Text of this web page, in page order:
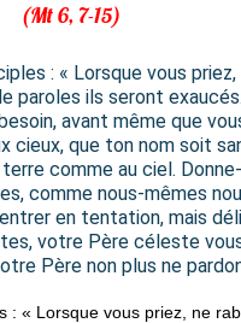
(Mt 6, 7-15)
: « Lorsque vous
paroles ils seront
avant même que
cieux, que ton nom soit
comme au ciel. Donne-
comme nous-mêmes
en tentation, mais
votre Père céleste
Père non plus ne
: « Lorsque vous priez, ne